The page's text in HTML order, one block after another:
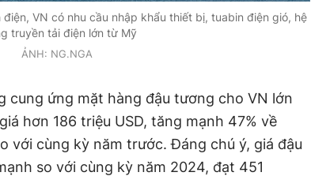
VN có nhu cầu nhập khẩu thiết bị, tuabin điện gió, hệ
truyền tải điện lớn từ Mỹ
ẢNH: NG.NGA
cung ứng mặt hàng đậu tương cho VN lớn
hơn 186 triệu USD, tăng mạnh 47% về
với cùng kỳ năm trước. Đáng chú ý, giá đậu
so với cùng kỳ năm 2024, đạt 451